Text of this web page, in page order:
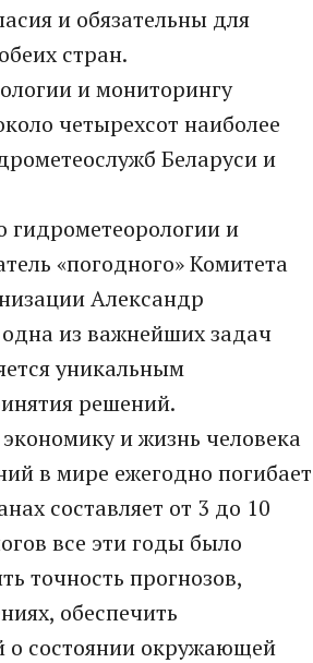
и обязательны для
стран.
и мониторингу
четырехсот наиболее
Беларуси и
гидрометеорологии и
«погодного» Комитета
Александр
из важнейших задач
уникальным
решений.
и жизнь человека
в мире ежегодно погибает
составляет от 3 до 10
все эти годы было
точность прогнозов,
обеспечить
о состоянии окружающей